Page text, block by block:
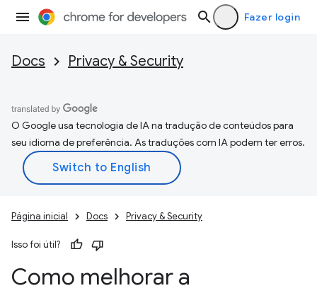
Fazer login
Docs Privacy & Security
O Google usa tecnologia de IA na tradução de conteúdos para
seu idioma de preferência. As traduções com IA podem ter erros.
Página inicial Docs Privacy & Security
Isso foi útil?
Como melhorar a